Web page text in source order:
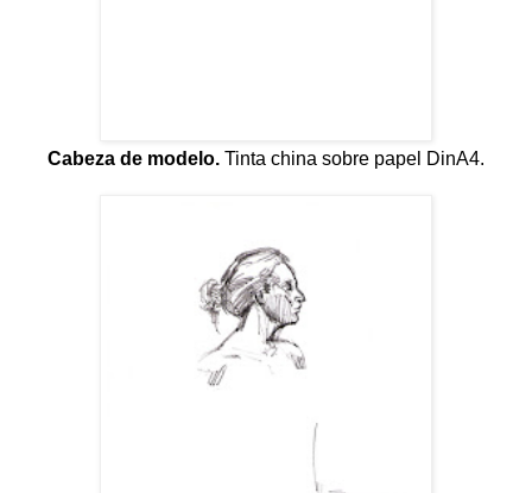
Cabeza de modelo. Tinta china sobre papel DinA4.